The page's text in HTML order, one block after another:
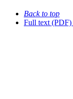
Back to top
Full text (PDF)